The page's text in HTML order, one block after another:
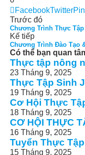
FacebookTwitter
Trước đó
Chương Trình Thực
Kế tiếp
Chương Trình Đào Tạo
Có thể bạn quan
Thực tập nông
23 Tháng 9, 2025
Thực Tập Sinh
19 Tháng 9, 2025
Cơ Hội Thực
18 Tháng 9, 2025
CƠ HỘI THỰC
16 Tháng 9, 2025
Tuyển Thực
15 Tháng 9, 2025